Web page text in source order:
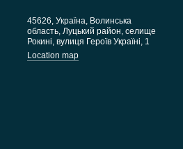
45626, Україна, Волинська
область, Луцький район, селище
Рокині, вулиця Героїв Україні, 1
Location map